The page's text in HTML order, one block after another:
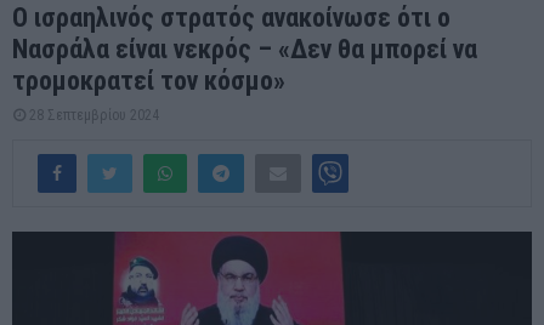
Ο ισραηλινός στρατός ανακοίνωσε ότι ο
Νασράλα είναι νεκρός – «Δεν θα μπορεί να
τρομοκρατεί τον κόσμο»
28 Σεπτεμβρίου 2024